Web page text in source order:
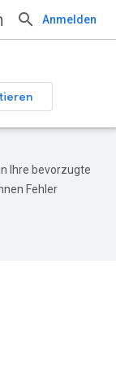
Anmelden
Ihre bevorzugte
Fehler